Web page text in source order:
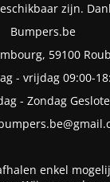
zijn.
Bumpers.be
59100
- vrijdag 09:00-
- Zondag
enkel